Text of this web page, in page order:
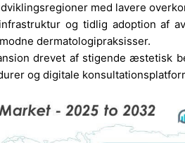
med lavere
og tidlig adoption af
dermatologipraksisser.
drevet af stigende æstetisk
og digitale